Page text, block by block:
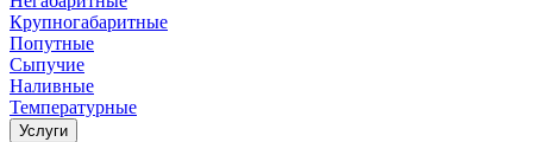
Крупногабаритные
Попутные
Сыпучие
Наливные
Температурные
Услуги